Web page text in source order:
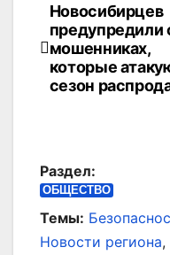
по
записям
Новосибирцев
предупредили
мошенниках,
которые
сезон
Раздел:
ОБЩЕСТВО
Темы:
Новости региона,